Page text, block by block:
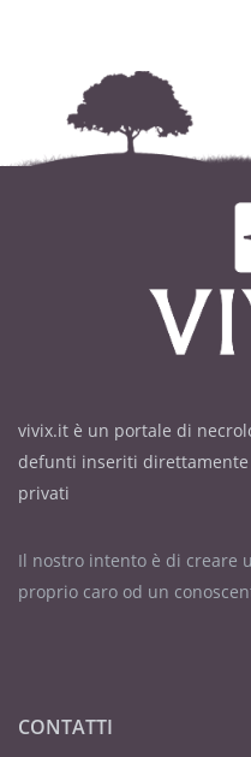
vivix.it è un portale di
defunti inseriti
privati
Il nostro intento è di creare
proprio caro od un
CONTATTI